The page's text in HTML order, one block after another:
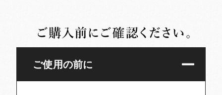
ご使用の前に